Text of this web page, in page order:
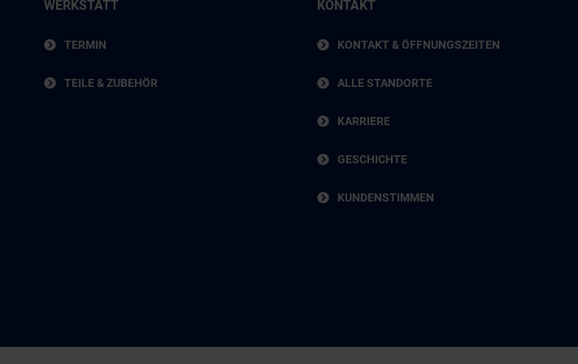
WERKSTATT
TERMIN
TEILE & ZUBEHÖR
KONTAKT
KONTAKT & ÖFFNUNGSZEITEN
ALLE STANDORTE
KARRIERE
GESCHICHTE
KUNDENSTIMMEN